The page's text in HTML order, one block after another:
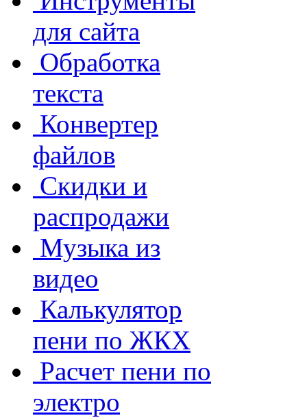
для сайта
Обработка
текста
Конвертер
файлов
Скидки и
распродажи
Музыка из
видео
Калькулятор
пени по ЖКХ
Расчет пени по
электро